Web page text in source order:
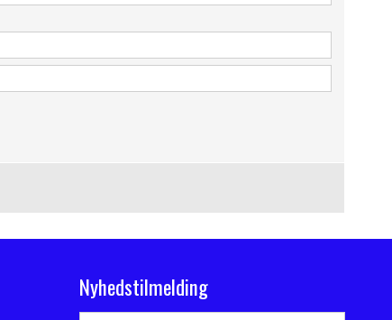
Nyhedstilmelding